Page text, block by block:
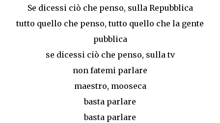
Se dicessi ciò che penso, sulla Repubblica
tutto quello che penso, tutto quello che la gente
pubblica
se dicessi ciò che penso, sulla tv
non fatemi parlare
maestro, mooseca
basta parlare
basta parlare